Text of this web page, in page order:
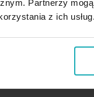
Partnerzy
z ich usług.